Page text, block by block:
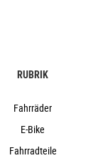
RUBRIK
Fahrräder
E-Bike
Fahrradteile